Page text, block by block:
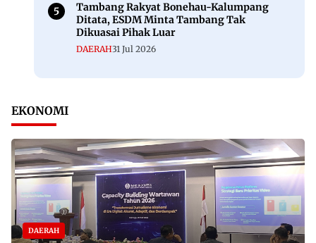
Tambang Rakyat Bonehau-Kalumpang
Ditata, ESDM Minta Tambang Tak
Dikuasai Pihak Luar
DAERAH31 Jul 2026
EKONOMI
DAERAH